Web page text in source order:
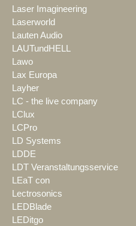
Laser Imagineering
Laserworld
Lauten Audio
LAUTundHELL
Lawo
Lax Europa
Layher
LC - the live company
LClux
LCPro
LD Systems
LDDE
LDT Veranstaltungsservice
LEaT con
Lectrosonics
LEDBlade
LEDitgo